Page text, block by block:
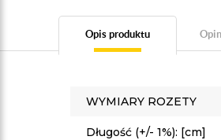
Opis produktu
WYMIARY ROZETY
Długość (+/- 1%): [cm]